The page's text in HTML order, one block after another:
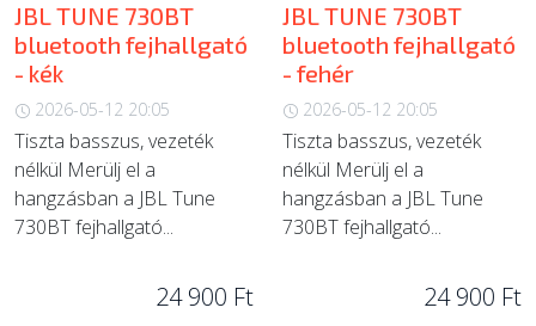
JBL TUNE 730BT
bluetooth fejhallgató
- kék
2026-05-12 20:05
Tiszta basszus, vezeték
nélkül Merülj el a
hangzásban a JBL Tune
730BT fejhallgató...
24 900 Ft
JBL TUNE 730BT
bluetooth fejhallgató
- fehér
2026-05-12 20:05
Tiszta basszus, vezeték
nélkül Merülj el a
hangzásban a JBL Tune
730BT fejhallgató...
24 900 Ft